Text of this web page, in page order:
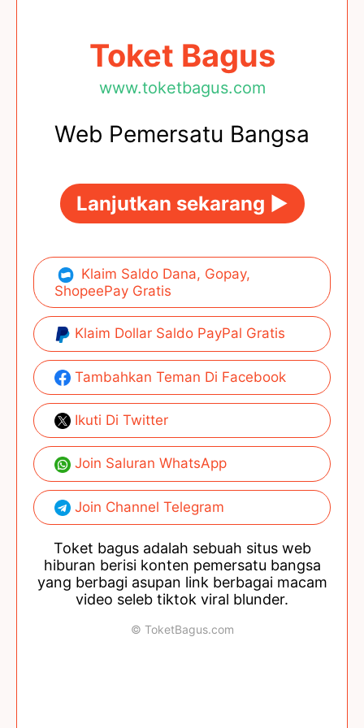
Toket Bagus
www.toketbagus.com
Web Pemersatu Bangsa
Lanjutkan sekarang ►
Klaim Saldo Dana, Gopay,
ShopeePay Gratis
Klaim Dollar Saldo PayPal Gratis
Tambahkan Teman Di Facebook
Ikuti Di Twitter
Join Saluran WhatsApp
Join Channel Telegram
Toket bagus adalah sebuah situs web
hiburan berisi konten pemersatu bangsa
yang berbagi asupan link berbagai macam
video seleb tiktok viral blunder.
© ToketBagus.com